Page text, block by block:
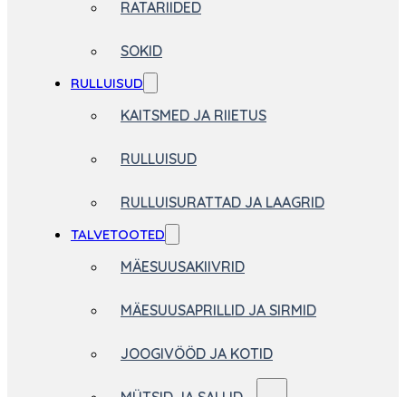
RATARIIDED
SOKID
RULLUISUD
KAITSMED JA RIIETUS
RULLUISUD
RULLUISURATTAD JA LAAGRID
TALVETOOTED
MÄESUUSAKIIVRID
MÄESUUSAPRILLID JA SIRMID
JOOGIVÖÖD JA KOTID